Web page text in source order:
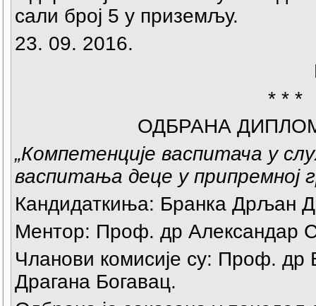
сали број 5 у приземљу.
23. 09. 2016.
* * *
ОДБРАНА
„Компетенције васпитача у
васпитања деце у припремној
Кандидаткиња: Бранка Дрљан
Ментор: Проф. др Александар
Чланови комисије су: Проф.
Драгана Богавац.